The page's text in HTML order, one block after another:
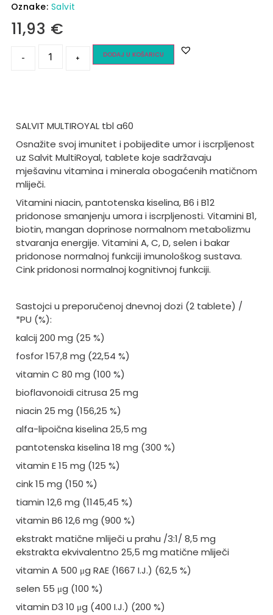
Oznake: Salvit
11,93 €
- + DODAJ U KOŠARICU
SALVIT MULTIROYAL tbl a60
Osnažite svoj imunitet i pobijedite umor i iscrpljenost
uz Salvit MultiRoyal, tablete koje sadržavaju
mješavinu vitamina i minerala obogaćenih matičnom
mliječi.
Vitamini niacin, pantotenska kiselina, B6 i B12
pridonose smanjenju umora i iscrpljenosti. Vitamini B1,
biotin, mangan doprinose normalnom metabolizmu
stvaranja energije. Vitamini A, C, D, selen i bakar
pridonose normalnoj funkciji imunološkog sustava.
Cink pridonosi normalnoj kognitivnoj funkciji.
Sastojci u preporučenoj dnevnoj dozi (2 tablete) /
*PU (%):
kalcij 200 mg (25 %)
fosfor 157,8 mg (22,54 %)
vitamin C 80 mg (100 %)
bioflavonoidi citrusa 25 mg
niacin 25 mg (156,25 %)
alfa-lipoična kiselina 25,5 mg
pantotenska kiselina 18 mg (300 %)
vitamin E 15 mg (125 %)
cink 15 mg (150 %)
tiamin 12,6 mg (1145,45 %)
vitamin B6 12,6 mg (900 %)
ekstrakt matične mliječi u prahu /3:1/ 8,5 mg
ekstrakta ekvivalentno 25,5 mg matične mliječi
vitamin A 500 μg RAE (1667 I.J.) (62,5 %)
selen 55 μg (100 %)
vitamin D3 10 μg (400 I.J.) (200 %)